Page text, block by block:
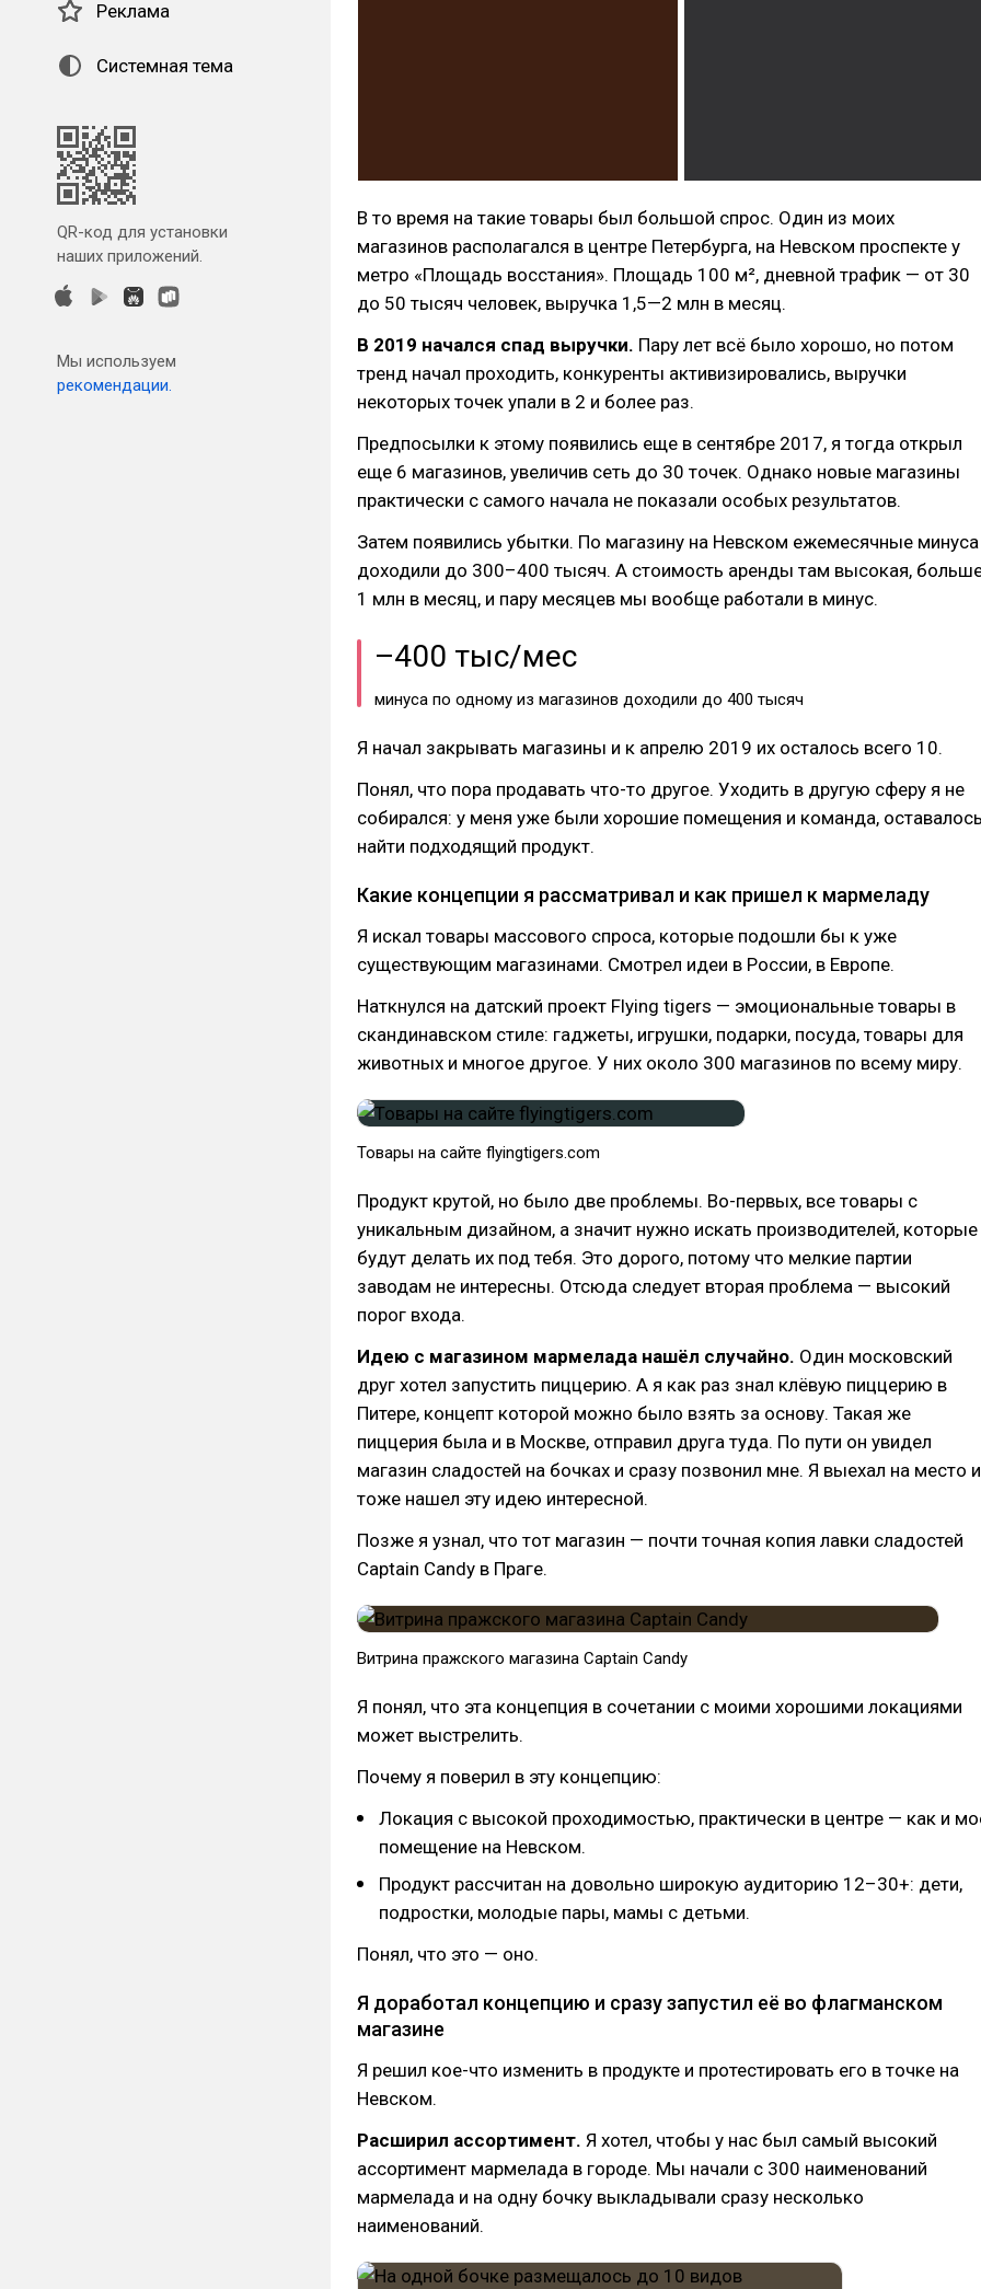
Реклама
Системная тема
QR-код для установки
наших приложений.
Мы используем
рекомендации.
В то время на такие товары был большой спрос. Один из моих
магазинов располагался в центре Петербурга, на Невском проспекте у
метро «Площадь восстания». Площадь 100 м², дневной трафик — от 30
до 50 тысяч человек, выручка 1,5—2 млн в месяц.
В 2019 начался спад выручки. Пару лет всё было хорошо, но потом
тренд начал проходить, конкуренты активизировались, выручки
некоторых точек упали в 2 и более раз.
Предпосылки к этому появились еще в сентябре 2017, я тогда открыл
еще 6 магазинов, увеличив сеть до 30 точек. Однако новые магазины
практически с самого начала не показали особых результатов.
Затем появились убытки. По магазину на Невском ежемесячные минуса
доходили до 300–400 тысяч. А стоимость аренды там высокая,
1 млн в месяц, и пару месяцев мы вообще работали в минус.
–400 тыс/мес
минуса по одному из магазинов доходили до 400 тысяч
Я начал закрывать магазины и к апрелю 2019 их осталось всего 10.
Понял, что пора продавать что-то другое. Уходить в другую сферу я не
собирался: у меня уже были хорошие помещения и команда,
найти подходящий продукт.
Какие концепции я рассматривал и как пришел к мармеладу
Я искал товары массового спроса, которые подошли бы к уже
существующим магазинами. Смотрел идеи в России, в Европе.
Наткнулся на датский проект Flying tigers — эмоциональные товары в
скандинавском стиле: гаджеты, игрушки, подарки, посуда, товары для
животных и многое другое. У них около 300 магазинов по всему миру.
Товары на сайте flyingtigers.com
Продукт крутой, но было две проблемы. Во-первых, все товары с
уникальным дизайном, а значит нужно искать производителей, которые
будут делать их под тебя. Это дорого, потому что мелкие партии
заводам не интересны. Отсюда следует вторая проблема — высокий
порог входа.
Идею с магазином мармелада нашёл случайно. Один московский
друг хотел запустить пиццерию. А я как раз знал клёвую пиццерию в
Питере, концепт которой можно было взять за основу. Такая же
пиццерия была и в Москве, отправил друга туда. По пути он увидел
магазин сладостей на бочках и сразу позвонил мне. Я выехал на место и
тоже нашел эту идею интересной.
Позже я узнал, что тот магазин — почти точная копия лавки сладостей
Captain Candy в Праге.
Витрина пражского магазина Captain Candy
Я понял, что эта концепция в сочетании с моими хорошими локациями
может выстрелить.
Почему я поверил в эту концепцию:
Локация с высокой проходимостью, практически в центре — как и
помещение на Невском.
Продукт рассчитан на довольно широкую аудиторию 12–30+: дети,
подростки, молодые пары, мамы с детьми.
Понял, что это — оно.
Я доработал концепцию и сразу запустил её во флагманском
магазине
Я решил кое-что изменить в продукте и протестировать его в точке на
Невском.
Расширил ассортимент. Я хотел, чтобы у нас был самый высокий
ассортимент мармелада в городе. Мы начали с 300 наименований
мармелада и на одну бочку выкладывали сразу несколько
наименований.